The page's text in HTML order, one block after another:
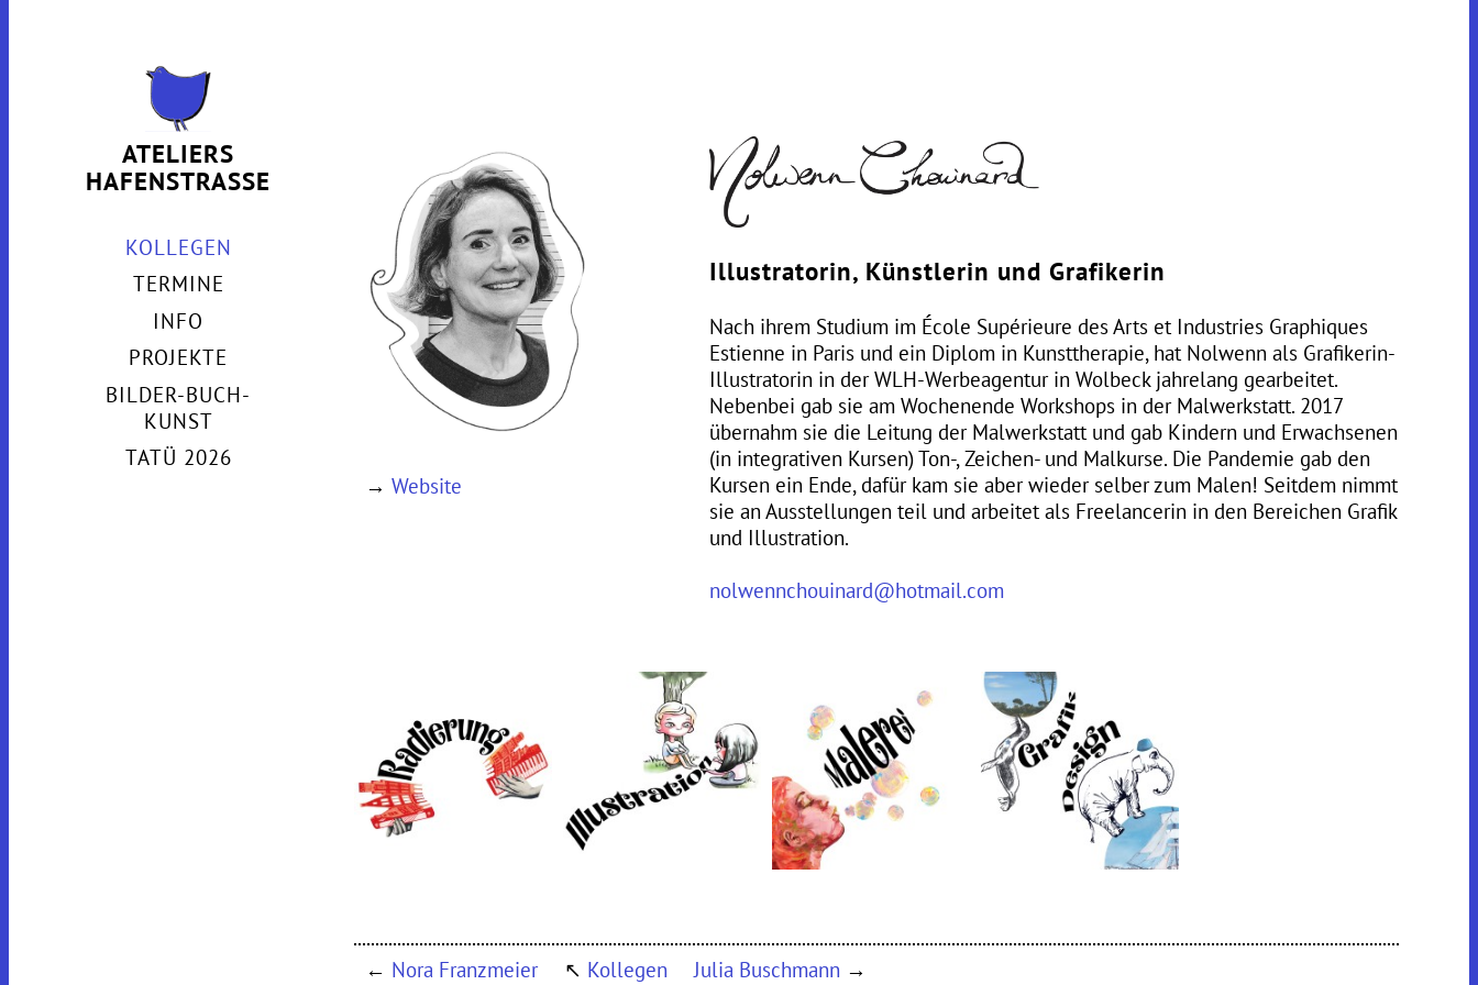
ATELIERS
HAFENSTRASSE
KOLLEGEN
TERMINE
INFO
PROJEKTE
BILDER-BUCH-
KUNST
TATÜ 2026
Illustratorin, Künstlerin und Grafikerin
Nach ihrem Studium im École Supérieure des Arts et Industries Graphiques
Estienne in Paris und ein Diplom in Kunsttherapie, hat Nolwenn als Grafikerin-
Illustratorin in der WLH-Werbeagentur in Wolbeck jahrelang gearbeitet.
Nebenbei gab sie am Wochenende Workshops in der Malwerkstatt. 2017
übernahm sie die Leitung der Malwerkstatt und gab Kindern und Erwachsenen
(in integrativen Kursen) Ton-, Zeichen- und Malkurse. Die Pandemie gab den
Kursen ein Ende, dafür kam sie aber wieder selber zum Malen! Seitdem nimmt
sie an Ausstellungen teil und arbeitet als Freelancerin in den Bereichen Grafik
und Illustration.
nolwennchouinard@hotmail.com
→ Website
← Nora Franzmeier ↖︎ Kollegen Julia Buschmann →